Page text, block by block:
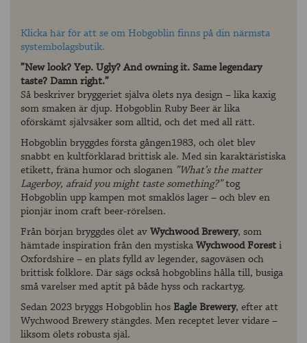
Klicka här för att se om Hobgoblin finns på din närmsta
systembolagsbutik.
”New look? Yep. Ugly? And owning it. Same legendary
taste? Damn right.”
Så beskriver bryggeriet själva ölets nya design – lika kaxig
som smaken är djup. Hobgoblin Ruby Beer är lika
oförskämt självsäker som alltid, och det med all rätt.
Hobgoblin bryggdes första gången1983, och ölet blev
snabbt en kultförklarad brittisk ale. Med sin karaktäristiska
etikett, fräna humor och sloganen ”What’s the matter
Lagerboy, afraid you might taste something?”tog
Hobgoblin upp kampen mot smaklös lager – och blev en
pionjär inom craft beer-rörelsen.
Från början bryggdes ölet avWychwood Brewery, som
hämtade inspiration från den mystiskaWychwood Foresti
Oxfordshire – en plats fylld av legender, sagoväsen och
brittisk folklore. Där sägs också hobgoblins hålla till, busiga
små varelser med aptit på både hyss och rackartyg.
Sedan 2023 bryggs Hobgoblin hosEagle Brewery, efter att
Wychwood Brewery stängdes. Men receptet lever vidare –
liksom ölets robusta själ.